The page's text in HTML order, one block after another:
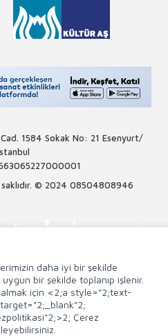
1584 Sokak No: 21 Esenyurt/
© 2024 08504808946
daha iyi bir şekilde
bir şekilde toplanıp işlenir.
almak için <2;a style="2;text-
Çerez